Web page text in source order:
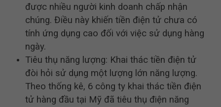
được nhiều người kinh doanh chấp nhận
chúng. Điều này khiến tiền điện tử chưa có
tính ứng dụng cao đối với việc sử dụng hàng
ngày.
Tiêu thụ năng lượng: Khai thác tiền điện tử
đòi hỏi sử dụng một lượng lớn năng lượng.
Theo thống kê, 6 công ty khai thác tiền điện
tử hàng đầu tại Mỹ đã tiêu thụ điện năng